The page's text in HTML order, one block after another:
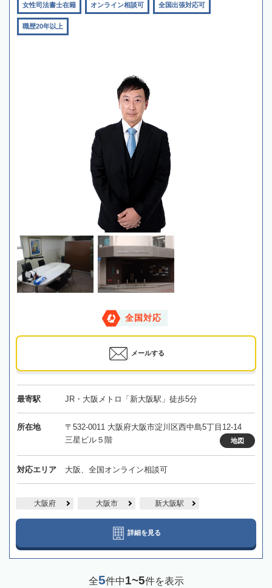
女性司法書士在籍 オンライン相談可 全国出張対応可
職歴20年以上
全国対応
メールする
最寄駅 JR・大阪メトロ「新大阪駅」徒歩5分
所在地
〒532-0011 大阪府大阪市淀川区西中島5丁目12-14
三星ビル５階
地図
対応エリア 大阪、全国オンライン相談可
大阪府 大阪市 新大阪駅
詳細を見る
全5件中1~5件を表示